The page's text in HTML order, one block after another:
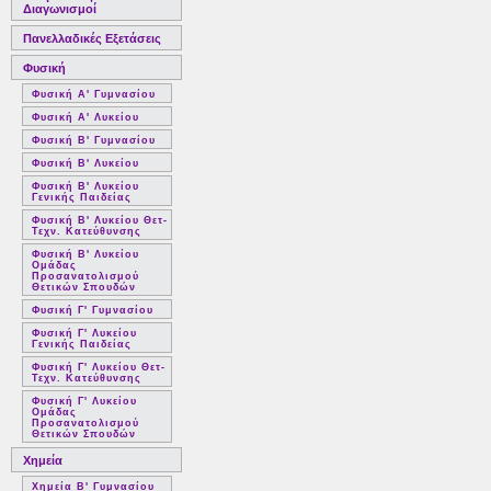
Διαγωνισμοί
Πανελλαδικές Εξετάσεις
Φυσική
Φυσική Α' Γυμνασίου
Φυσική Α' Λυκείου
Φυσική Β' Γυμνασίου
Φυσική Β' Λυκείου
Φυσική Β' Λυκείου
Γενικής Παιδείας
Φυσική Β' Λυκείου Θετ-
Τεχν. Κατεύθυνσης
Φυσική Β' Λυκείου
Ομάδας
Προσανατολισμού
Θετικών Σπουδών
Φυσική Γ' Γυμνασίου
Φυσική Γ' Λυκείου
Γενικής Παιδείας
Φυσική Γ' Λυκείου Θετ-
Τεχν. Κατεύθυνσης
Φυσική Γ' Λυκείου
Ομάδας
Προσανατολισμού
Θετικών Σπουδών
Χημεία
Χημεία Β' Γυμνασίου